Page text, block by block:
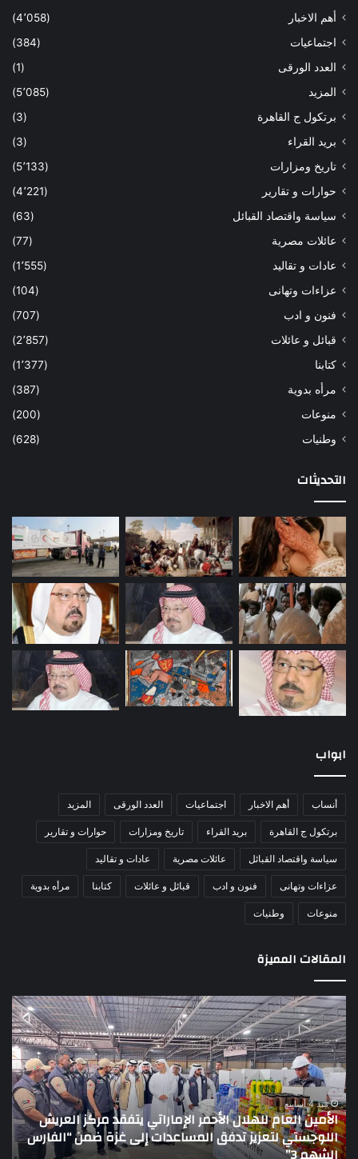
أهم الاخبار
(4٬058)
اجتماعيات
(384)
العدد الورقى
(1)
المزيد
(5٬085)
برتكول ج القاهرة
(3)
بريد القراء
(3)
تاريخ ومزارات
(5٬133)
حوارات و تقارير
(4٬221)
سياسة واقتصاد القبائل
(63)
عائلات مصرية
(77)
عادات و تقاليد
(1٬555)
عزاءات وتهانى
(104)
فنون و ادب
(707)
قبائل و عائلات
(2٬857)
كتابنا
(1٬377)
مرأه بدوية
(387)
منوعات
(200)
وطنيات
(628)
التحديثات
ابواب
أنساب أهم الاخبار اجتماعيات العدد الورقى المزيد
برتكول ج القاهرة بريد القراء تاريخ ومزارات حوارات و تقارير
سياسة واقتصاد القبائل عائلات مصرية عادات و تقاليد
عزاءات وتهانى فنون و ادب قبائل و عائلات كتابنا مرأه بدوية
منوعات وطنيات
المقالات المميزة
الأمين
العام
للهلال
الأحمر
الإماراتي
يتفقد
مركز
العريش
اللوجستي
لتعزيز
منذ 4 أسابيع
الأمين العام للهلال الأحمر الإماراتي يتفقد مركز العريش
اللوجستي لتعزيز تدفق المساعدات إلى غزة ضمن “الفارس
لم